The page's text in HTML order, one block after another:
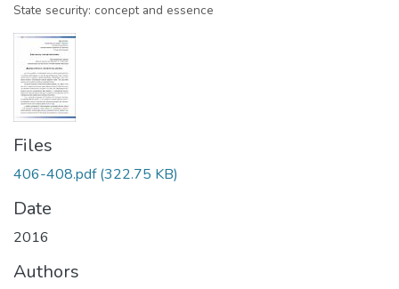
State security: concept and essence
Files
406-408.pdf(322.75 KB)
Date
2016
Authors